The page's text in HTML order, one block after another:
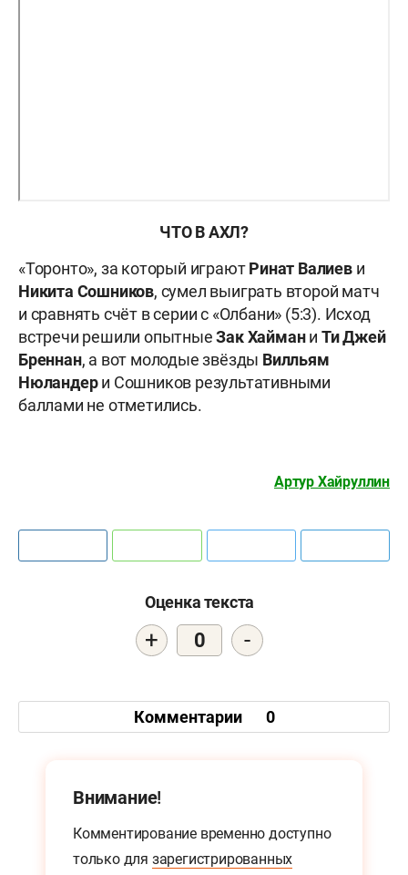
ЧТО В АХЛ?
«Торонто», за который играютРинат Валиеви
Никита Сошников, сумел выиграть второй матч
и сравнять счёт в серии с «Олбани» (5:3). Исход
встречи решили опытныеЗак Хаймани Ти Джей
Бреннан, а вот молодые звёзды Вилльям
Нюландери Сошников результативными
баллами не отметились.
Артур Хайруллин
Оценка текста
+ 0 -
Комментарии 0
Внимание!
Комментирование временно доступно
только для зарегистрированных